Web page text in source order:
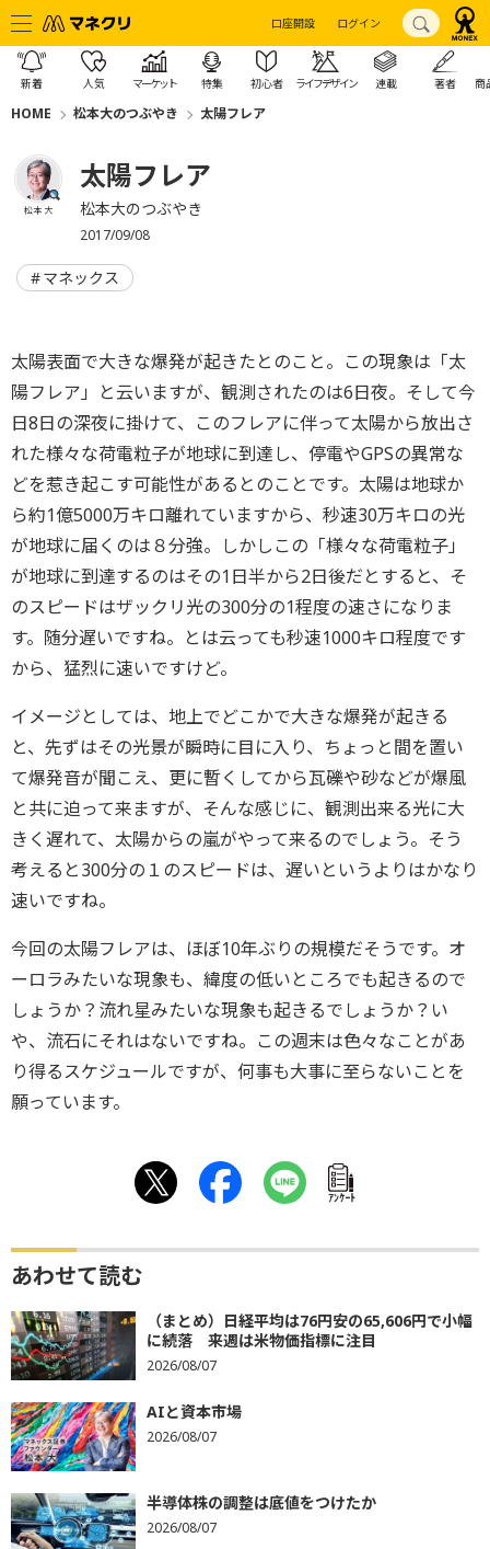
口座開設 ログイン
新着 人気 マーケット 特集 初心者 ライフデザイン 連載 著者 商
HOME 松本大のつぶやき 太陽フレア
松本 大
太陽フレア
松本大のつぶやき
2017/09/08
マネックス
太陽表面で大きな爆発が起きたとのこと。この現象は「太
陽フレア」と云いますが、観測されたのは6日夜。そして今
日8日の深夜に掛けて、このフレアに伴って太陽から放出さ
れた様々な荷電粒子が地球に到達し、停電やGPSの異常な
どを惹き起こす可能性があるとのことです。太陽は地球か
ら約1億5000万キロ離れていますから、秒速30万キロの光
が地球に届くのは８分強。しかしこの「様々な荷電粒子」
が地球に到達するのはその1日半から2日後だとすると、そ
のスピードはザックリ光の300分の1程度の速さになりま
す。随分遅いですね。とは云っても秒速1000キロ程度です
から、猛烈に速いですけど。
イメージとしては、地上でどこかで大きな爆発が起きる
と、先ずはその光景が瞬時に目に入り、ちょっと間を置い
て爆発音が聞こえ、更に暫くしてから瓦礫や砂などが爆風
と共に迫って来ますが、そんな感じに、観測出来る光に大
きく遅れて、太陽からの嵐がやって来るのでしょう。そう
考えると300分の１のスピードは、遅いというよりはかなり
速いですね。
今回の太陽フレアは、ほぼ10年ぶりの規模だそうです。オ
ーロラみたいな現象も、緯度の低いところでも起きるので
しょうか？流れ星みたいな現象も起きるでしょうか？い
や、流石にそれはないですね。この週末は色々なことがあ
り得るスケジュールですが、何事も大事に至らないことを
願っています。
ｱﾝｹｰﾄ
あわせて読む
（まとめ）日経平均は76円安の65,606円で小幅
に続落 来週は米物価指標に注目
2026/08/07
AIと資本市場
2026/08/07
半導体株の調整は底値をつけたか
2026/08/07